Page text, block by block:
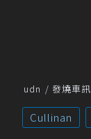
udn 發燒車訊
Cullinan